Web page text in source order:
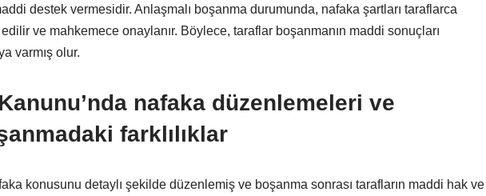
destek vermesidir. Anlaşmalı boşanma durumunda, nafaka şartları taraflarca
ve mahkemece onaylanır. Böylece, taraflar boşanmanın maddi sonuçları
varmış olur.
nafaka düzenlemeleri ve
farklılıklar
konusunu detaylı şekilde düzenlemiş ve boşanma sonrası tarafların maddi hak ve